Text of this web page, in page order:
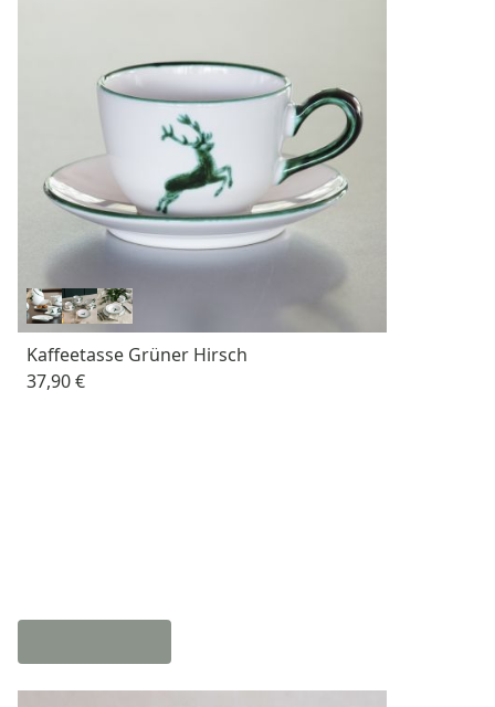
Kaffeetasse Grüner Hirsch
37,90 €